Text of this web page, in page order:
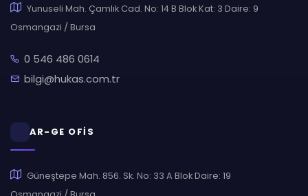
Yunuseli Mah. Çamlık Cad. No: 14 B Blok Kat: 3 Daire: 9
Osmangazi / Bursa
0 546 486 0614
bilgi@hukas.com.tr
AR-GE OFİS
Güneştepe Mah. 856. Sk. No: 33 A Blok Daire: 19